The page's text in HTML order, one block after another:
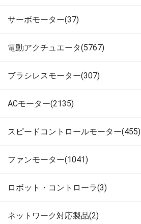
サーボモーター(37)
電動アクチュエータ(5767)
ブラシレスモーター(307)
ACモーター(2135)
スピードコントロールモーター(455)
ファンモーター(1041)
ロボット・コントローラ(3)
ネットワーク対応製品(2)